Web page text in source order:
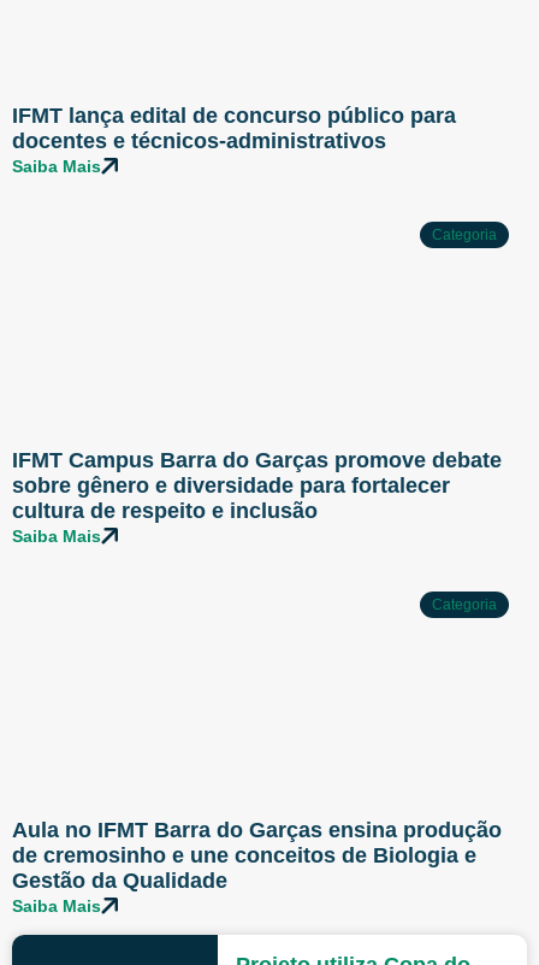
IFMT lança edital de concurso público para
docentes e técnicos-administrativos
Saiba Mais
Categoria
IFMT Campus Barra do Garças promove debate
sobre gênero e diversidade para fortalecer
cultura de respeito e inclusão
Saiba Mais
Categoria
Aula no IFMT Barra do Garças ensina produção
de cremosinho e une conceitos de Biologia e
Gestão da Qualidade
Saiba Mais